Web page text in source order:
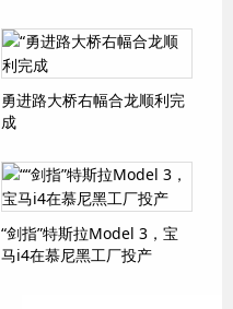
勇进路大桥右幅合龙顺利完
成
“剑指”特斯拉Model 3，宝
马i4在慕尼黑工厂投产